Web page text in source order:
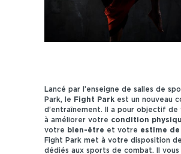
Lancé par l’enseigne de salles de
Park, le Fight Park est un nouveau
d’entraînement. Il a pour objectif de
à améliorer votre condition
votre bien-être et votre estime
Fight Park met à votre disposition
dédiés aux sports de combat. Il